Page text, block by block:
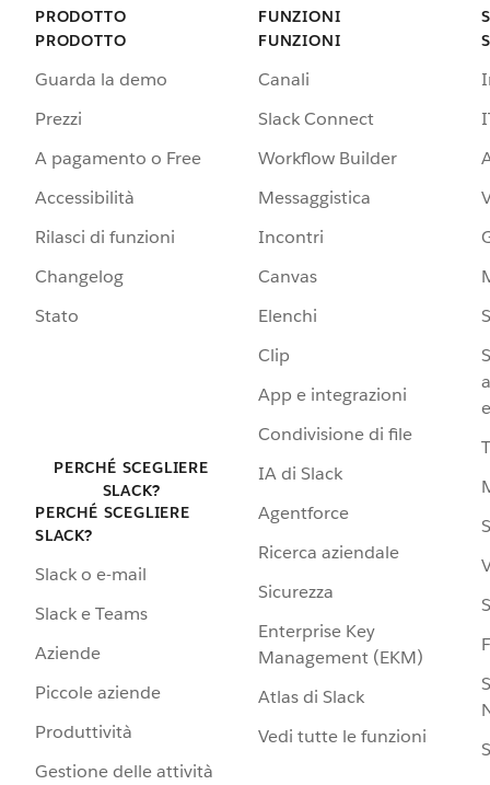
PRODOTTO
PRODOTTO
Guarda la demo
Prezzi
A pagamento o Free
Accessibilità
Rilasci di funzioni
Changelog
Stato
PERCHÉ SCEGLIERE
SLACK?
PERCHÉ SCEGLIERE
SLACK?
Slack o e-mail
Slack e Teams
Aziende
Piccole aziende
Produttività
Gestione delle attività
FUNZIONI
FUNZIONI
Canali
Slack Connect
Workflow Builder
Messaggistica
Incontri
Canvas
Elenchi
Clip
App e integrazioni
Condivisione di file
IA di Slack
Agentforce
Ricerca aziendale
Sicurezza
Enterprise Key
Management (EKM)
Atlas di Slack
Vedi tutte le funzioni